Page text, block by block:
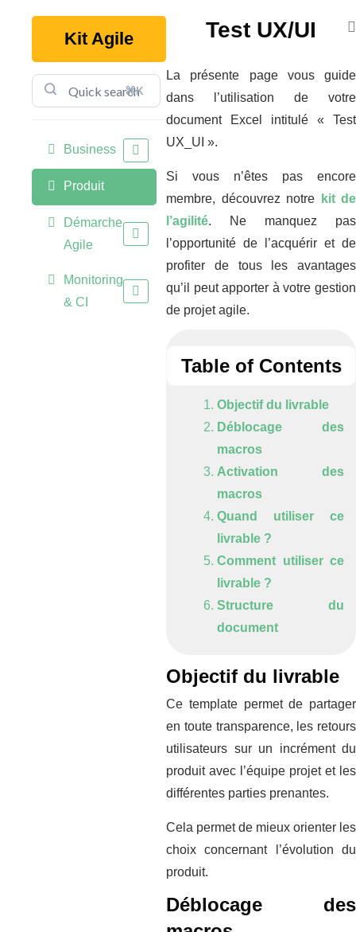
Kit Agile
⌘K
Business
Produit
Démarche
Agile
Monitoring
& CI
Test UX/UI
La présente page vous guide
dans l’utilisation de votre
document Excel intitulé « Test
UX_UI ».
Si vous n’êtes pas encore
membre, découvrez notre
kit de
l’agilité. Ne manquez pas
l’opportunité de l’acquérir et de
profiter de tous les avantages
qu’il peut apporter à votre gestion
de projet agile.
Table of Contents
Objectif du livrable
Déblocage des
macros
Activation des
macros
Quand utiliser ce
livrable ?
Comment utiliser ce
livrable ?
Structure du
document
Objectif du livrable
Ce template permet de partager
en toute transparence, les retours
utilisateurs sur un incrément du
produit avec l’équipe projet et les
différentes parties prenantes.
Cela permet de mieux orienter les
choix concernant l’évolution du
produit.
Déblocage des